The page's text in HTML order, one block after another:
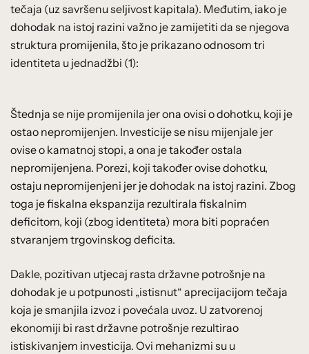
tečaja (uz savršenu seljivost kapitala). Međutim, iako je
dohodak na istoj razini važno je zamijetiti da se njegova
struktura promijenila, što je prikazano odnosom tri
identiteta u jednadžbi (1):
Štednja se nije promijenila jer ona ovisi o dohotku, koji je
ostao nepromijenjen. Investicije se nisu mijenjale jer
ovise o kamatnoj stopi, a ona je također ostala
nepromijenjena. Porezi, koji također ovise dohotku,
ostaju nepromijenjeni jer je dohodak na istoj razini. Zbog
toga je fiskalna ekspanzija rezultirala fiskalnim
deficitom, koji (zbog identiteta) mora biti popraćen
stvaranjem trgovinskog deficita.
Dakle, pozitivan utjecaj rasta državne potrošnje na
dohodak je u potpunosti „istisnut“ aprecijacijom tečaja
koja je smanjila izvoz i povećala uvoz. U zatvorenoj
ekonomiji bi rast državne potrošnje rezultirao
istiskivanjem investicija. Ovi mehanizmi su u